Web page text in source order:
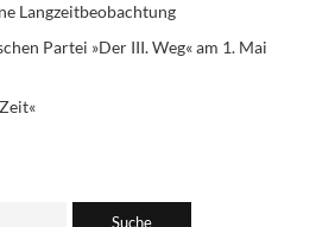
Langzeitbeobachtung
Partei »Der III. Weg« am 1. Mai